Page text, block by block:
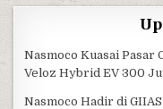
Nasmoco Kuasai Pasar
Veloz Hybrid EV 300
Nasmoco Hadir di